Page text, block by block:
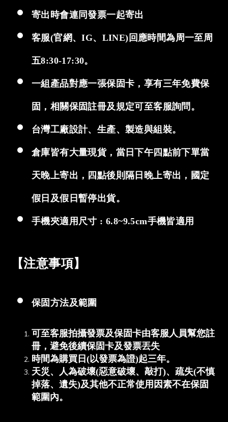
寄出時會連同發票一起寄出
客服(官網、IG、LINE)回應時間為周一至周
五8:30-17:30。
一組產品對應一張保固卡，享有三年免費保
固，相關保固註冊及規定可至客服詢問。
台灣工廠設計、生產、製造與組裝。
倉庫皆有大量現貨，當日下午四點前下單當
天晚上寄出，四點後則隔日晚上寄出，國定
假日及假日暫停出貨。
手機夾適用尺寸 : 6.8~9.5cm手機皆適用
【注意事項】
保固方法及範圍
可至客服拍攝發票及保固卡由客服人員幫您註
冊，避免後續保固卡及發票丟失
時間為購買日(以發票為證)起三年。
天災、人為破壞(惡意破壞、敲打)、疏失(不慎
掉落、遺失)及其他不正常使用因素不在保固
範圍內。